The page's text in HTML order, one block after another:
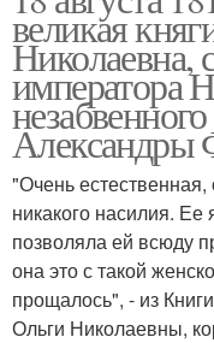
великая
Николаевна,
императора
Александры
"Очень
никакого насилия.
позволяла ей всюду
она это с такой
прощалось", - из
Ольги Николаевны,